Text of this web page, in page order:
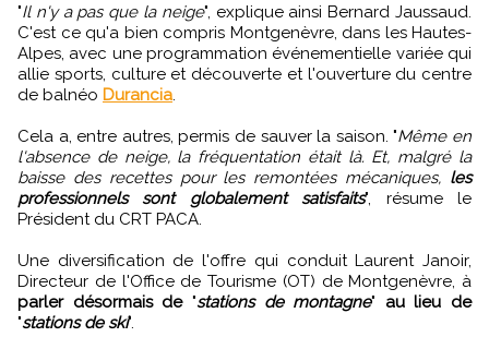
"Il n'y a pas que la neige", explique ainsi Bernard Jaussaud.
C'est ce qu'a bien compris Montgenèvre, dans les Hautes-
Alpes, avec une programmation événementielle variée qui
allie sports, culture et découverte et l'ouverture du centre
de balnéo Durancia
Cela a, entre autres, permis de sauver la saison. "Même en
l'absence de neige, la fréquentation était là. Et, malgré la
baisse des recettes pour les remontées mécaniques, les
professionnels sont globalement satisfaits", résume le
Président du CRT PACA.
Une diversification de l'offre qui conduit Laurent Janoir,
Directeur de l'Office de Tourisme (OT) de Montgenèvre, à
parler désormais de"stations de montagne" au lieu de
"stations de ski".